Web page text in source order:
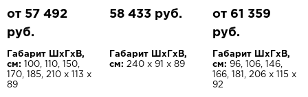
от 57 492
руб.
Габарит ШхГхВ,
см: 100, 110, 150,
170, 185, 210 х 113 х
89
58 433 руб.
Габарит ШхГхВ,
см: 240 х 91 х 89
от 61 359
руб.
Габарит ШхГхВ,
см: 96, 106, 146,
166, 181, 206 х 115 х
92